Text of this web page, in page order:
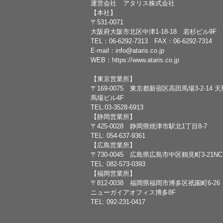
運営会社 アタリス株式会社
【本社】
〒531-0071
大阪府大阪市北区中津1-18-18 若杉ビル9F
TEL： 06-6292-7313 FAX：06-6292-7314
E-mail： info@ataris.co.jp
WEB： https://www.ataris.co.jp
【東京営業所】
〒169-0075 東京都新宿区高田馬場3-2-14 天
馬場ビル4F
TEL:03-3528-6913
【静岡営業所】
〒425-0028 静岡県焼津市駅北1丁目8-7
TEL: 054-637-9361
【広島営業所】
〒730-0045 広島県広島市中区鶴見町3-
TEL: 082-573-0393
【福岡営業所】
〒812-0038 福岡県福岡市博多区祇園町6-26
ニューガイアオフィス博多8F
TEL: 092-231-0417